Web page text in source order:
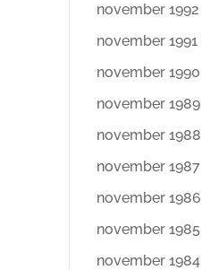
november 1992
november 1991
november 1990
november 1989
november 1988
november 1987
november 1986
november 1985
november 1984